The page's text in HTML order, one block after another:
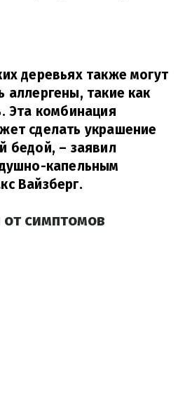
деревьях также могут
аллергены, такие как
Эта комбинация
сделать украшение
бедой, – заявил
капельным
Вайзберг.
от симптомов